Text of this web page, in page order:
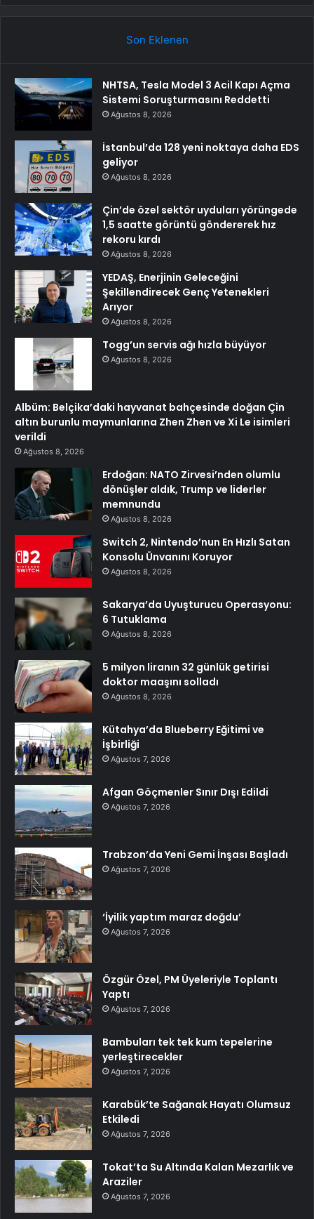
Son Eklenen
NHTSA, Tesla Model 3 Acil Kapı Açma
Sistemi Soruşturmasını Reddetti
Ağustos 8, 2026
İstanbul’da 128 yeni noktaya daha EDS
geliyor
Ağustos 8, 2026
Çin’de özel sektör uyduları yörüngede
1,5 saatte görüntü göndererek hız
rekoru kırdı
Ağustos 8, 2026
YEDAŞ, Enerjinin Geleceğini
Şekillendirecek Genç Yetenekleri
Arıyor
Ağustos 8, 2026
Togg’un servis ağı hızla büyüyor
Ağustos 8, 2026
Albüm: Belçika’daki hayvanat bahçesinde doğan Çin
altın burunlu maymunlarına Zhen Zhen ve Xi Le isimleri
verildi
Ağustos 8, 2026
Erdoğan: NATO Zirvesi’nden olumlu
dönüşler aldık, Trump ve liderler
memnundu
Ağustos 8, 2026
Switch 2, Nintendo’nun En Hızlı Satan
Konsolu Ünvanını Koruyor
Ağustos 8, 2026
Sakarya’da Uyuşturucu Operasyonu:
6 Tutuklama
Ağustos 8, 2026
5 milyon liranın 32 günlük getirisi
doktor maaşını solladı
Ağustos 8, 2026
Kütahya’da Blueberry Eğitimi ve
İşbirliği
Ağustos 7, 2026
Afgan Göçmenler Sınır Dışı Edildi
Ağustos 7, 2026
Trabzon’da Yeni Gemi İnşası Başladı
Ağustos 7, 2026
‘İyilik yaptım maraz doğdu’
Ağustos 7, 2026
Özgür Özel, PM Üyeleriyle Toplantı
Yaptı
Ağustos 7, 2026
Bambuları tek tek kum tepelerine
yerleştirecekler
Ağustos 7, 2026
Karabük’te Sağanak Hayatı Olumsuz
Etkiledi
Ağustos 7, 2026
Tokat’ta Su Altında Kalan Mezarlık ve
Araziler
Ağustos 7, 2026